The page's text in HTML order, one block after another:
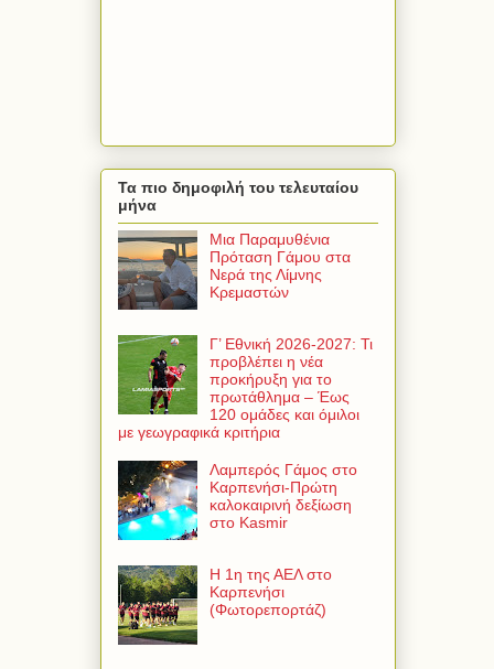
Τα πιο δημοφιλή του τελευταίου
μήνα
Μια Παραμυθένια
Πρόταση Γάμου στα
Νερά της Λίμνης
Κρεμαστών
Γ’ Εθνική 2026-2027: Τι
προβλέπει η νέα
προκήρυξη για το
πρωτάθλημα – Έως
120 ομάδες και όμιλοι
με γεωγραφικά κριτήρια
Λαμπερός Γάμος στο
Καρπενήσι-Πρώτη
καλοκαιρινή δεξίωση
στο Kasmir
Η 1η της ΑΕΛ στο
Καρπενήσι
(Φωτορεπορτάζ)